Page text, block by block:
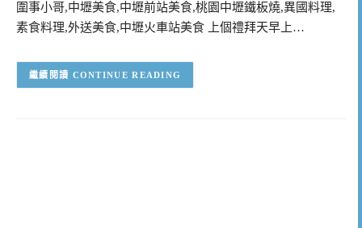
圍事小哥,中壢美食,中壢前站美食,桃園中壢鐵板燒,異國料理,
素食料理,外送美食,中壢火車站美食 上個禮拜天早上…
CONTINUE READING